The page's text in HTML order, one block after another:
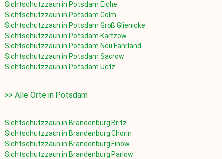
Sichtschutzzaun in Potsdam Eiche
Sichtschutzzaun in Potsdam Golm
Sichtschutzzaun in Potsdam Groß Glienicke
Sichtschutzzaun in Potsdam Kartzow
Sichtschutzzaun in Potsdam Neu Fahrland
Sichtschutzzaun in Potsdam Sacrow
Sichtschutzzaun in Potsdam Uetz
>> Alle Orte in Potsdam
Sichtschutzzaun in Brandenburg Britz
Sichtschutzzaun in Brandenburg Chorin
Sichtschutzzaun in Brandenburg Finow
Sichtschutzzaun in Brandenburg Parlow